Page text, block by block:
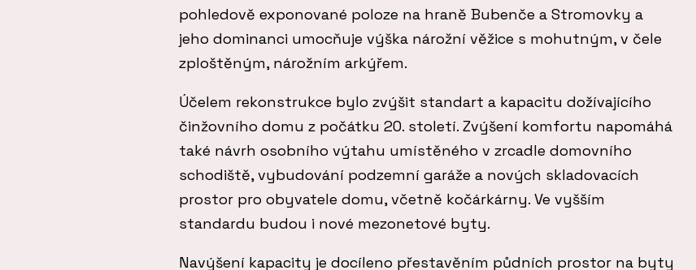
pohledově exponované poloze na hraně Bubenče a Stromovky a
jeho dominanci umocňuje výška nárožní věžice s mohutným, v čele
zploštěným, nárožním arkýřem.
Účelem rekonstrukce bylo zvýšit standart a kapacitu dožívajícího
činžovního domu z počátku 20. století. Zvýšení komfortu napomáhá
také návrh osobního výtahu umístěného v zrcadle domovního
schodiště, vybudování podzemní garáže a nových skladovacích
prostor pro obyvatele domu, včetně kočárkárny. Ve vyšším
standardu budou i nové mezonetové byty.
Navýšení kapacity je docíleno přestavěním půdních prostor na byty